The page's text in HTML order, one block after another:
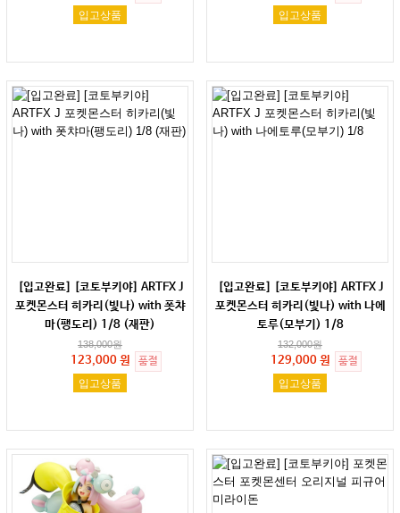
입고상품
입고상품
[입고완료] [코토부키야] ARTFX J
포켓몬스터 히카리(빛나) with 폿챠
마(팽도리) 1/8 (재판)
138,000원
123,000 원
품절
입고상품
[입고완료] [코토부키야] ARTFX J
포켓몬스터 히카리(빛나) with 나에
토루(모부기) 1/8
132,000원
129,000 원
품절
입고상품